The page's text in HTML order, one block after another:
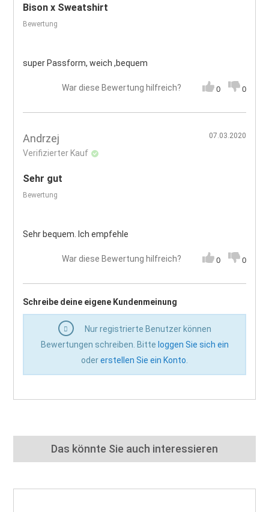
Bison x Sweatshirt
Bewertung
super Passform, weich ,bequem
War diese Bewertung hilfreich? 0 0
Andrzej
Verifizierter Kauf
07.03.2020
Sehr gut
Bewertung
Sehr bequem. Ich empfehle
War diese Bewertung hilfreich? 0 0
Schreibe deine eigene Kundenmeinung
Nur registrierte Benutzer können
Bewertungen schreiben. Bitte loggen Sie sich ein
odererstellen Sie ein Konto.
Das könnte Sie auch interessieren